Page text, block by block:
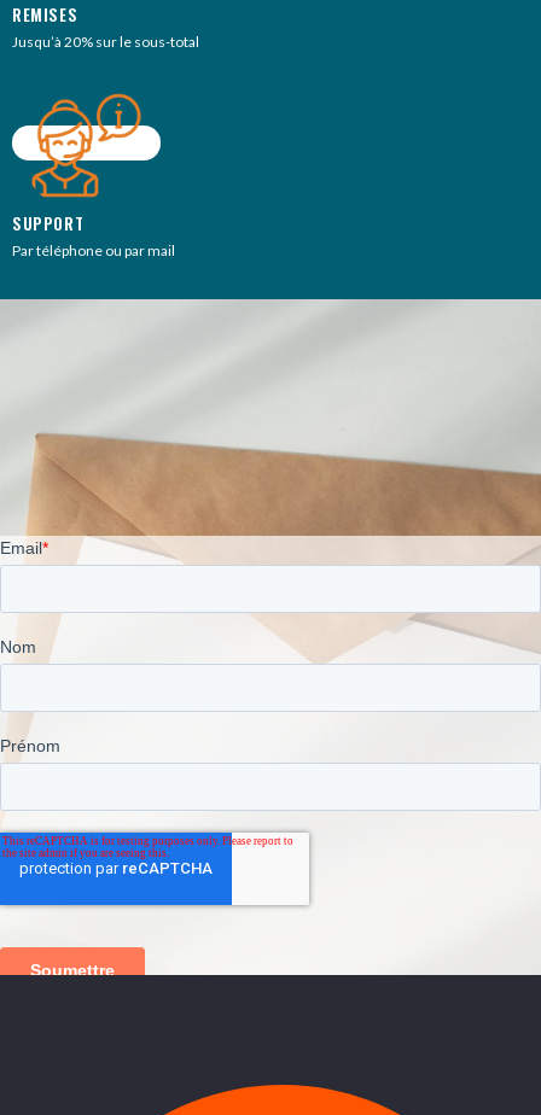
REMISES
Jusqu’à 20% sur le sous-total
SUPPORT
Par téléphone ou par mail